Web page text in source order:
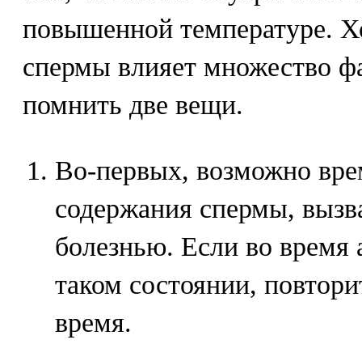
повышенной температуре.
спермы влияет множество
помнить две вещи.
Во-первых, возможно
содержания спермы,
болезнью. Если во время
таком состоянии,
время.